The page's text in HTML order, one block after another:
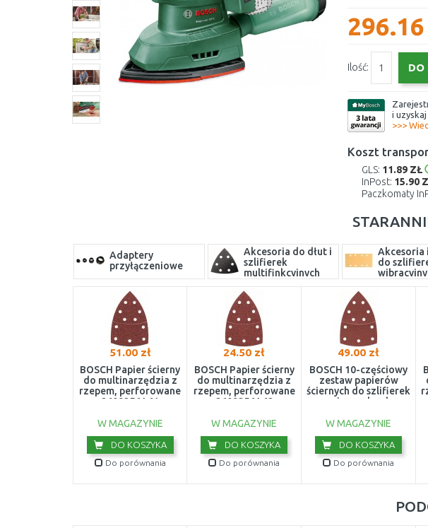
296.16
Ilość:
i
>>>
Koszt
GLS: 11.89 ZŁ
InPost: 15.90
Paczkomaty
Adaptery
przyłączeniowe
Akcesoria do dłut i
szlifierek
multifinkcyjnych
Akcesoria
do
51.00 zł
BOSCH Papier ścierny
do multinarzędzia z
rzepem, perforowane
2609256A61
W MAGAZYNIE
DO KOSZYKA
Do porównania
24.50 zł
BOSCH Papier ścierny
do multinarzędzia z
rzepem, perforowane
2609256A62
W MAGAZYNIE
DO KOSZYKA
Do porównania
49.00 zł
BOSCH 10-częściowy
zestaw papierów
ściernych do szlifierek
uniwersalnych
W MAGAZYNIE
DO KOSZYKA
Do porównania